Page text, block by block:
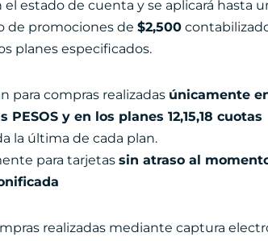
el estado de cuenta y se aplicará hasta
de promociones de $2,500
planes especificados.
para compras realizadas únicamente
PESOS y en los planes 12,15,18 cuotas
la última de cada plan.
para tarjetas sin atraso al
realizadas mediante captura